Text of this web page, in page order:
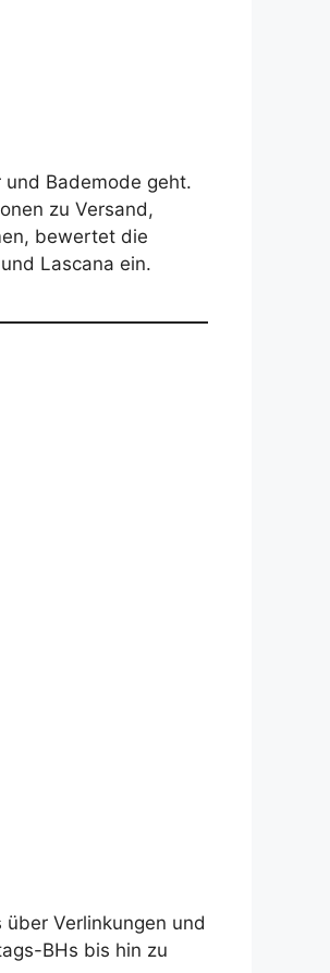
und Bademode geht.
zu Versand,
bewertet die
Lascana ein.
Verlinkungen und
BHs bis hin zu